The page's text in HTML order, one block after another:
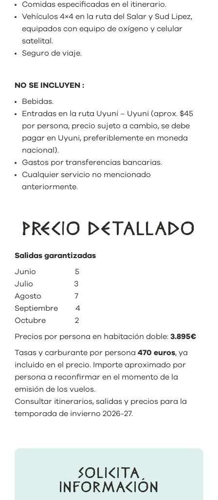
Comidas especificadas en el itinerario.
Vehículos 4×4 en la ruta del Salar y Sud Lipez,
equipados con equipo de oxígeno y celular
satelital.
Seguro de viaje.
NO SE INCLUYEN :
Bebidas.
Entradas en la ruta Uyuni – Uyuni (aprox. $45
por persona, precio sujeto a cambio, se debe
pagar en Uyuni, preferiblemente en moneda
nacional).
Gastos por transferencias bancarias.
Cualquier servicio no mencionado
anteriormente.
PRECIO DETALLADO
Salidas garantizadas
Junio 5
Julio 3
Agosto 7
Septiembre 4
Octubre 2
Precios por persona en habitación doble: 3.895€
Tasas y carburante por persona 470 euros, ya
incluido en el precio. Importe aproximado por
persona a reconfirmar en el momento de la
emisión de los vuelos.
Consultar itinerarios, salidas y precios para la
temporada de invierno 2026-27.
SOLICITA
INFORMACIÓN